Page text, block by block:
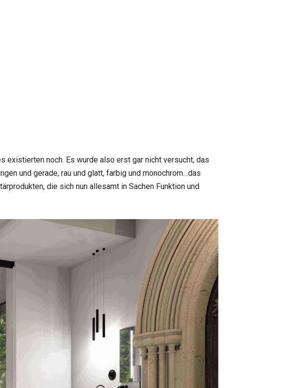
existierten noch. Es wurde also erst gar nicht versucht, das
und gerade, rau und glatt, farbig und monochrom…das
die sich nun allesamt in Sachen Funktion und